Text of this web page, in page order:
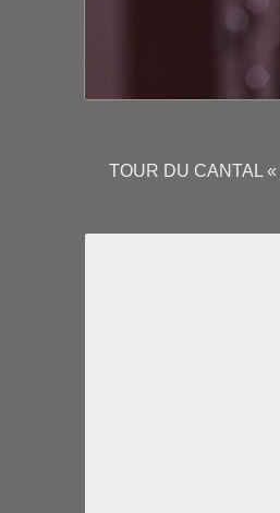
TOUR DU CANTAL «